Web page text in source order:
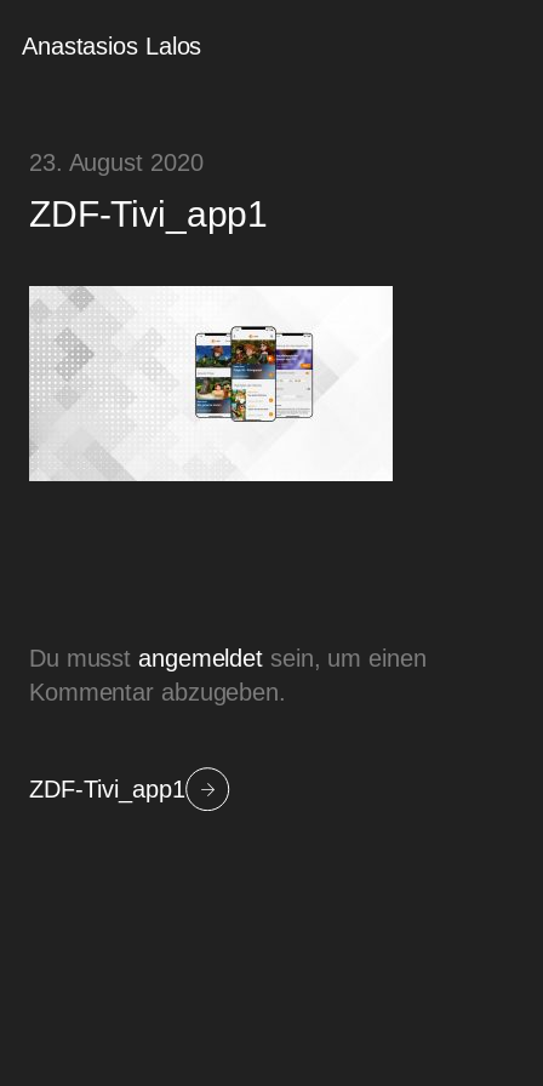
Anastasios Lalos
23. August 2020
ZDF-Tivi_app1
Du musstangemeldet sein, um einen
Kommentar abzugeben.
Beitragsnavigation
ZDF-Tivi_app1